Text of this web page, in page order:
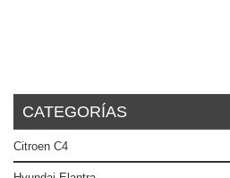
CATEGORÍAS
Citroen C4